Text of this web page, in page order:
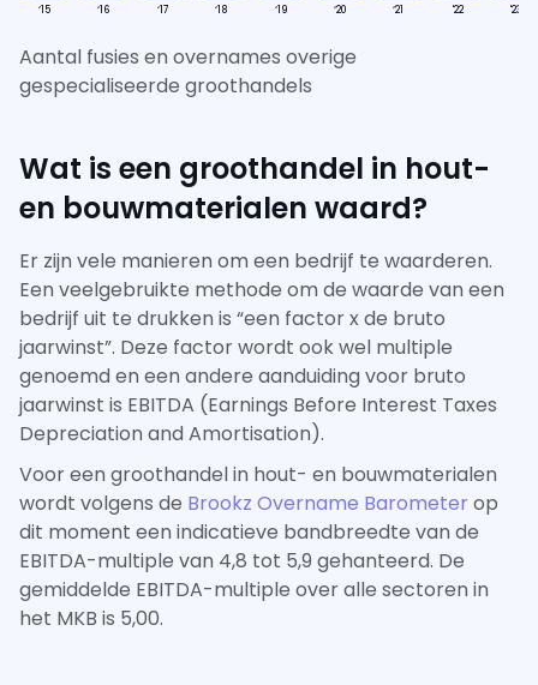
‘15 ‘16 ‘17 ‘18 ‘19 ‘20 ‘21 '22 '23
Aantal fusies en overnames overige
gespecialiseerde groothandels
Wat is een groothandel in hout-
en bouwmaterialen waard?
Er zijn vele manieren om een bedrijf te waarderen.
Een veelgebruikte methode om de waarde van een
bedrijf uit te drukken is “een factor x de bruto
jaarwinst”. Deze factor wordt ook wel multiple
genoemd en een andere aanduiding voor bruto
jaarwinst is EBITDA (Earnings Before Interest Taxes
Depreciation and Amortisation).
Voor een groothandel in hout- en bouwmaterialen
wordt volgens de Brookz Overname Barometer op
dit moment een indicatieve bandbreedte van de
EBITDA-multiple van 4,8 tot 5,9 gehanteerd. De
gemiddelde EBITDA-multiple over alle sectoren in
het MKB is 5,00.